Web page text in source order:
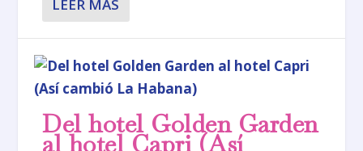
LEER MÁS
Del hotel Golden Garden
al hotel Capri (Así